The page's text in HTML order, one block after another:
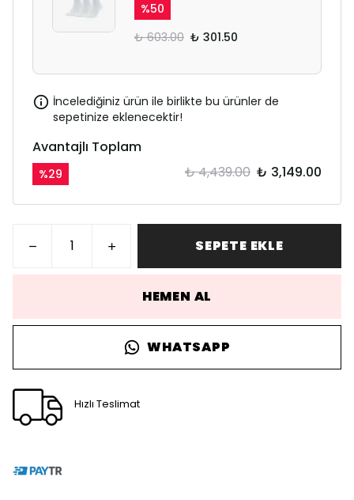
%50
₺ 603.00 ₺ 301.50
İncelediğiniz ürün ile birlikte bu ürünler de
sepetinize eklenecektir!
Avantajlı Toplam
%29 ₺ 4,439.00 ₺ 3,149.00
SEPETE EKLE
HEMEN AL
WHATSAPP
Hızlı Teslimat